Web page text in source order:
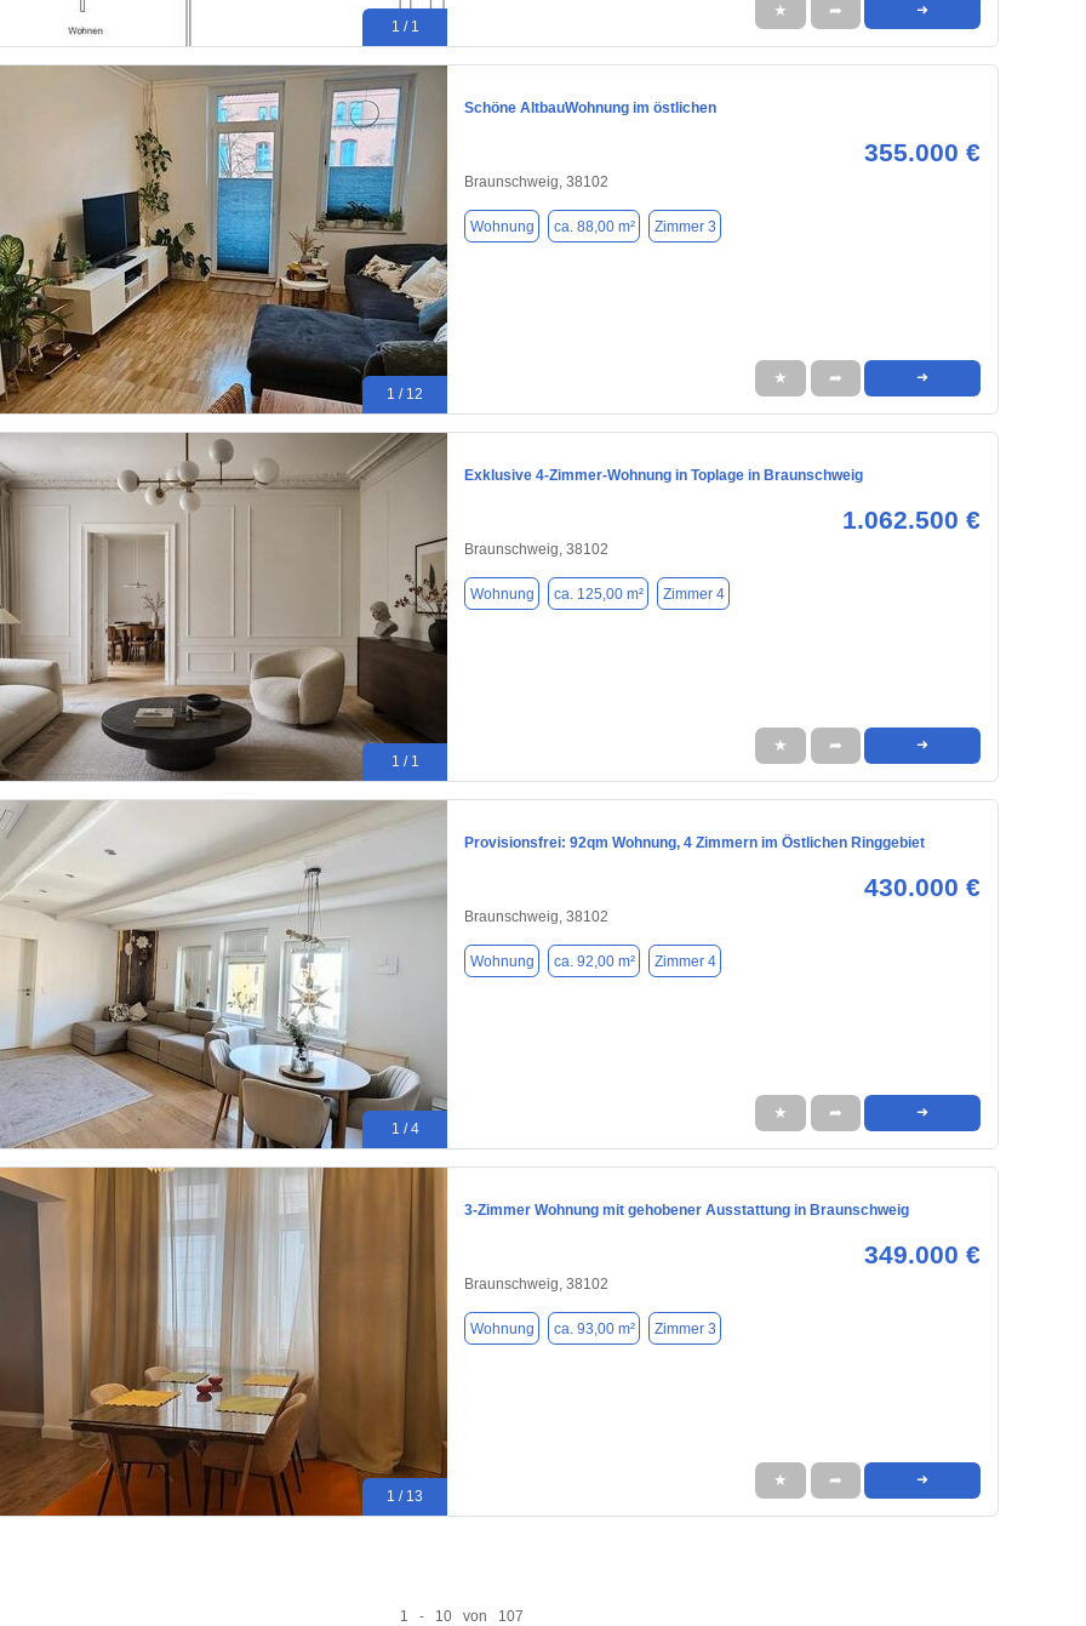
1 / 1
★ ➦ ➜
1 / 12
Schöne AltbauWohnung im östlichen
355.000 €
Braunschweig, 38102
Wohnung ca. 88,00 m² Zimmer 3
★ ➦ ➜
1 / 1
Exklusive 4-Zimmer-Wohnung in Toplage in Braunschweig
1.062.500 €
Braunschweig, 38102
Wohnung ca. 125,00 m² Zimmer 4
★ ➦ ➜
1 / 4
Provisionsfrei: 92qm Wohnung, 4 Zimmern im Östlichen Ringgebiet
430.000 €
Braunschweig, 38102
Wohnung ca. 92,00 m² Zimmer 4
★ ➦ ➜
1 / 13
3-Zimmer Wohnung mit gehobener Ausstattung in Braunschweig
349.000 €
Braunschweig, 38102
Wohnung ca. 93,00 m² Zimmer 3
★ ➦ ➜
1 - 10 von 107